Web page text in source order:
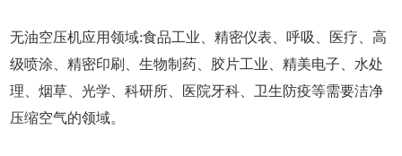
无油空压机应用领域:食品工业、精密仪表、呼吸、医疗、高
级喷涂、精密印刷、生物制药、胶片工业、精美电子、水处
理、烟草、光学、科研所、医院牙科、卫生防疫等需要洁净
压缩空气的领域。